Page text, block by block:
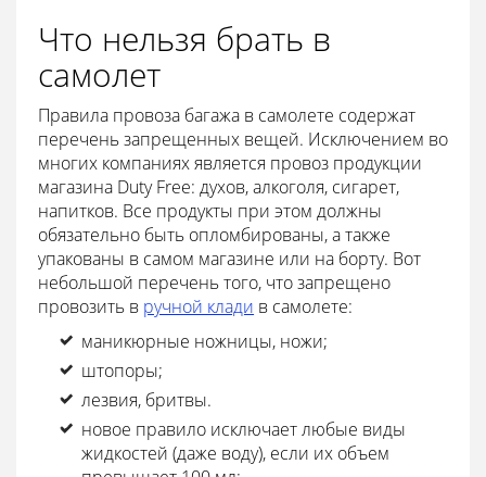
Что нельзя брать в
самолет
Правила провоза багажа в самолете содержат
перечень запрещенных вещей. Исключением во
многих компаниях является провоз продукции
магазина Duty Free: духов, алкоголя, сигарет,
напитков. Все продукты при этом должны
обязательно быть опломбированы, а также
упакованы в самом магазине или на борту. Вот
небольшой перечень того, что запрещено
провозить в ручной клади в самолете:
маникюрные ножницы, ножи;
штопоры;
лезвия, бритвы.
новое правило исключает любые виды
жидкостей (даже воду), если их объем